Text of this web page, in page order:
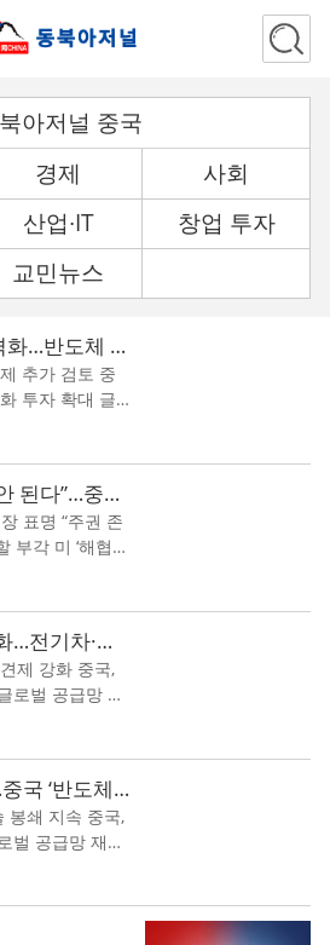
아저널 중국
경제
사회
산업∙IT
창업 투자
교민뉴스
미중 기술패권 경쟁 격화…반도체 공급망 재편 가속
추가 검토 중
투자 확대 글
잔류’ 딜레마
시진핑 “정글의 법칙 안 된다”…중동 전쟁 첫 메시지
표명 “주권 존
부각 미 ‘해협
확대
미·중 무역 갈등 재격화…전기차·배터리까지 확전
제 강화 중국,
로벌 공급망 재
미중 기술 갈등 격화…중국 ‘반도체 자립’ 총력전 돌입
봉쇄 지속 중국,
벌 공급망 재편